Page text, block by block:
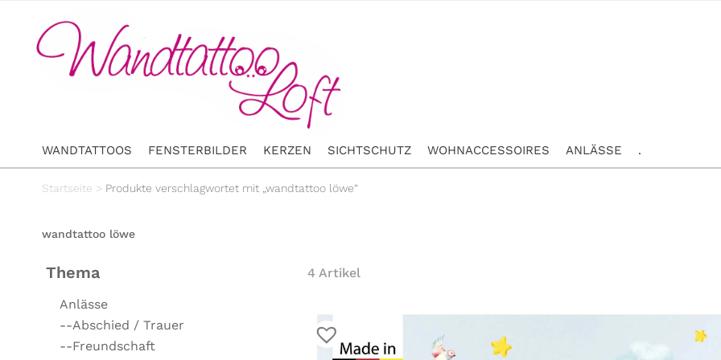
WANDTATTOOS FENSTERBILDER KERZEN SICHTSCHUTZ WOHNACCESSOIRES ANLÄSSE .
Startseite > Produkte verschlagwortet mit „wandtattoo löwe“
wandtattoo löwe
Thema
Anlässe
--Abschied / Trauer
--Freundschaft
4 Artikel